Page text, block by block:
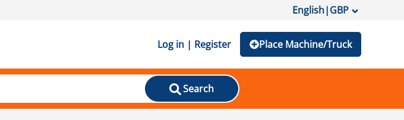
English|GBP
Log in | Register Place Machine/Truck
Search